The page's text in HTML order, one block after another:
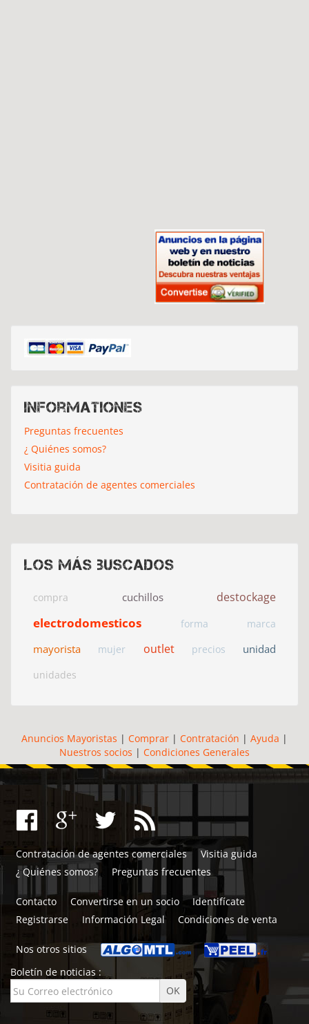
Informationes
Preguntas frecuentes
¿ Quiénes somos?
Visitia guida
Contratación de agentes comerciales
Los más buscados
compra cuchillos destockage
electrodomesticos forma marca
mayorista mujer outlet precios unidad
unidades
Anuncios Mayoristas | Comprar | Contratación | Ayuda |
Nuestros socios | Condiciones Generales
Contratación de agentes comerciales
Visitia guida
¿ Quiénes somos?
Preguntas frecuentes
Contacto Convertirse en un socio
Identifícate
Registrarse
Información Legal Condiciones de venta
Nos otros sitios
Boletín de noticias :